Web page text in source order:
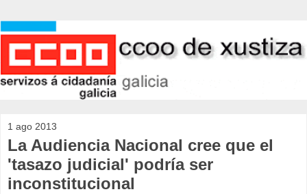
1 ago 2013
La Audiencia Nacional cree que el
'tasazo judicial' podría ser
inconstitucional